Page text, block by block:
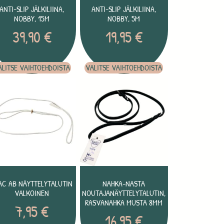
ANTI-SLIP JÄLKILIINA,
NOBBY, 15M
39,90€
VAIHTOEHDOISTA
ANTI-SLIP JÄLKILIINA,
NOBBY, 5M
19,95€
VALITSE VAIHTOEHDOISTA
AB NÄYTTELYTALUTIN
VALKOINEN
7,95€
NAHKA-NASTA
NOUTAJANÄYTTELYTALUTIN,
RASVANAHKA MUSTA 8MM